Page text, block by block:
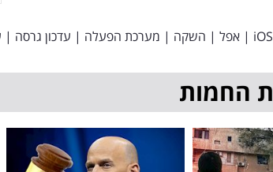
| אפל | השקה | מערכת הפעלה | עדכון גרסה |
החמות